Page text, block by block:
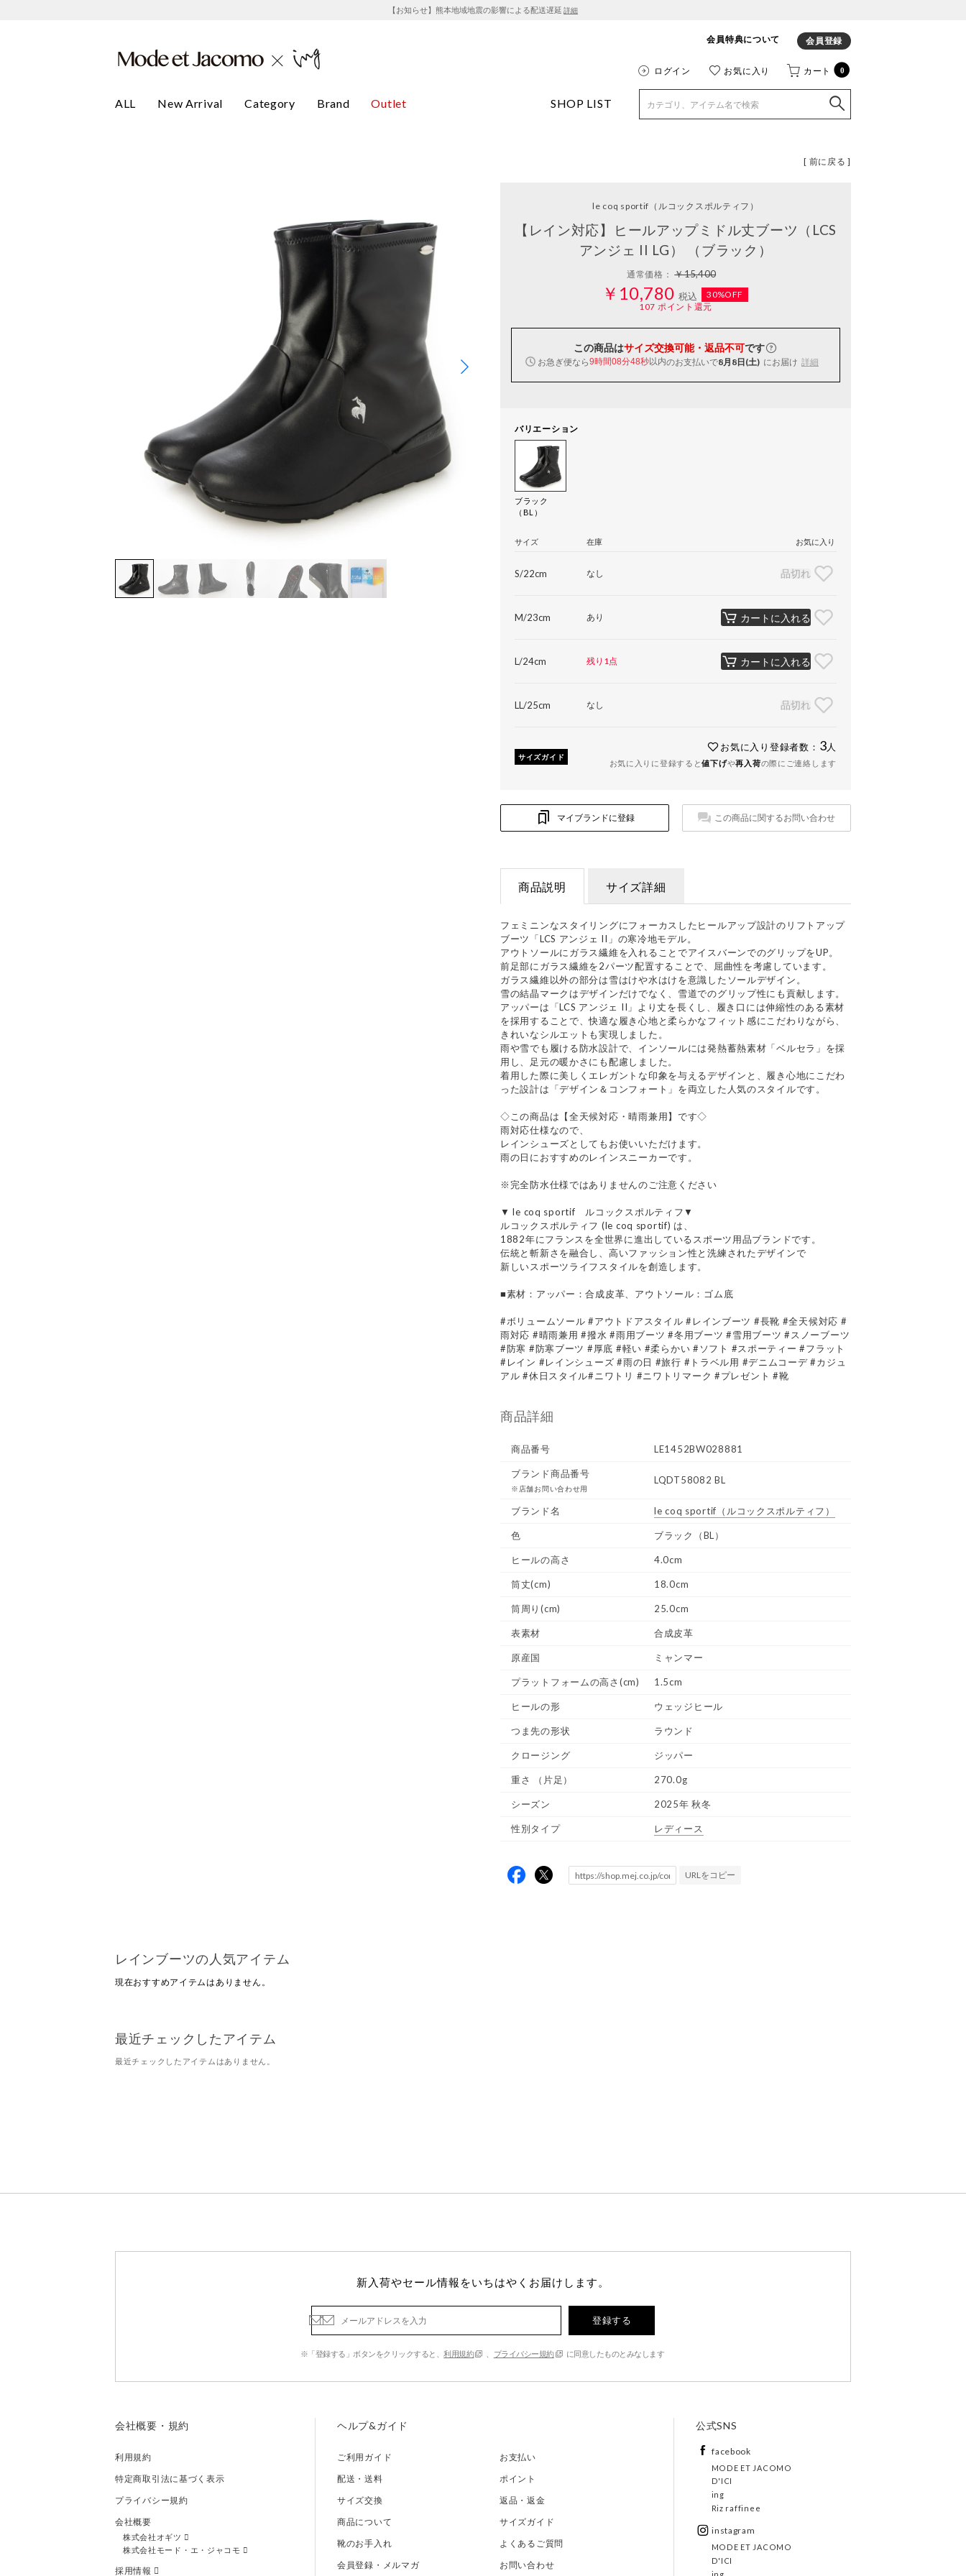
【お知らせ】熊本地域地震の影響による配送遅延 詳細
会員特典について 会員登録
ログイン お気に入り カート 0
ALL New Arrival Category Brand Outlet SHOP LIST
[ 前に戻る ]
le coq sportif （ルコックスポルティフ）
【レイン対応】ヒールアップミドル丈ブーツ（LCS
アンジェ II LG） （ブラック）
通常価格：￥15,400
￥10,780 税込
30%OFF
107 ポイント還元
この商品はサイズ交換可能・返品不可です
お急ぎ便なら9時間08分48秒以内のお支払いで8月8日(土) にお届け 詳細
バリエーション
ブラック
（BL）
サイズ 在庫 お気に入り
S/22cm なし 品切れ
M/23cm あり カートに入れる
L/24cm 残り1点 カートに入れる
LL/25cm なし 品切れ
サイズガイド
お気に入り登録者数： 3 人
お気に入りに登録すると値下げや再入荷の際にご連絡します
マイブランドに登録 この商品に関するお問い合わせ
商品説明 サイズ詳細
フェミニンなスタイリングにフォーカスしたヒールアップ設計のリフトアップ
ブーツ「LCS アンジェ II」の寒冷地モデル。
アウトソールにガラス繊維を入れることでアイスバーンでのグリップをUP。
前足部にガラス繊維を2パーツ配置することで、屈曲性を考慮しています。
ガラス繊維以外の部分は雪はけや水はけを意識したソールデザイン。
雪の結晶マークはデザインだけでなく、雪道でのグリップ性にも貢献します。
アッパーは「LCS アンジェ II」より丈を長くし、履き口には伸縮性のある素材
を採用することで、快適な履き心地と柔らかなフィット感にこだわりながら、
きれいなシルエットも実現しました。
雨や雪でも履ける防水設計で、インソールには発熱蓄熱素材「ベルセラ」を採
用し、足元の暖かさにも配慮しました。
着用した際に美しくエレガントな印象を与えるデザインと、履き心地にこだわ
った設計は「デザイン＆コンフォート」を両立した人気のスタイルです。
◇この商品は【全天候対応・晴雨兼用】です◇
雨対応仕様なので、
レインシューズとしてもお使いいただけます。
雨の日におすすめのレインスニーカーです。
※完全防水仕様ではありませんのご注意ください
▼ le coq sportif ルコックスポルティフ▼
ルコックスポルティフ (le coq sportif) は、
1882年にフランスを全世界に進出しているスポーツ用品ブランドです。
伝統と斬新さを融合し、高いファッション性と洗練されたデザインで
新しいスポーツライフスタイルを創造します。
■素材：アッパー：合成皮革、アウトソール：ゴム底
#ボリュームソール #アウトドアスタイル #レインブーツ #長靴 #全天候対応 #
雨対応 #晴雨兼用 #撥水 #雨用ブーツ #冬用ブーツ #雪用ブーツ #スノーブーツ
#防寒 #防寒ブーツ #厚底 #軽い #柔らかい #ソフト #スポーティー #フラット
#レイン #レインシューズ #雨の日 #旅行 #トラベル用 #デニムコーデ #カジュ
アル #休日スタイル#ニワトリ #ニワトリマーク #プレゼント #靴
商品詳細
商品番号 LE1452BW028881
ブランド商品番号
※店舗お問い合わせ用
LQDT58082 BL
ブランド名 le coq sportif （ルコックスポルティフ）
色 ブラック（BL）
ヒールの高さ 4.0cm
筒丈(cm) 18.0cm
筒周り(cm) 25.0cm
表素材 合成皮革
原産国 ミャンマー
プラットフォームの高さ(cm) 1.5cm
ヒールの形 ウェッジヒール
つま先の形状 ラウンド
クロージング ジッパー
重さ （片足） 270.0g
シーズン 2025年 秋冬
性別タイプ レディース
URLをコピー
レインブーツの人気アイテム
現在おすすめアイテムはありません。
最近チェックしたアイテム
最近チェックしたアイテムはありません。
新入荷やセール情報をいちはやくお届けします。
登録する
※「登録する」ボタンをクリックすると、利用規約 プライバシー規約 に同意したものとみなします
会社概要・規約
利用規約
特定商取引法に基づく表示
プライバシー規約
会社概要
株式会社オギツ
株式会社モード・エ・ジャコモ
採用情報
ヘルプ&ガイド
ご利用ガイド
お支払い
配送・送料
ポイント
サイズ交換
返品・返金
商品について
サイズガイド
靴のお手入れ
よくあるご質問
会員登録・メルマガ
お問い合わせ
公式SNS
facebook
MODE ET JACOMO
D'ICI
ing
Riz raffinee
instagram
MODE ET JACOMO
D'ICI
ing